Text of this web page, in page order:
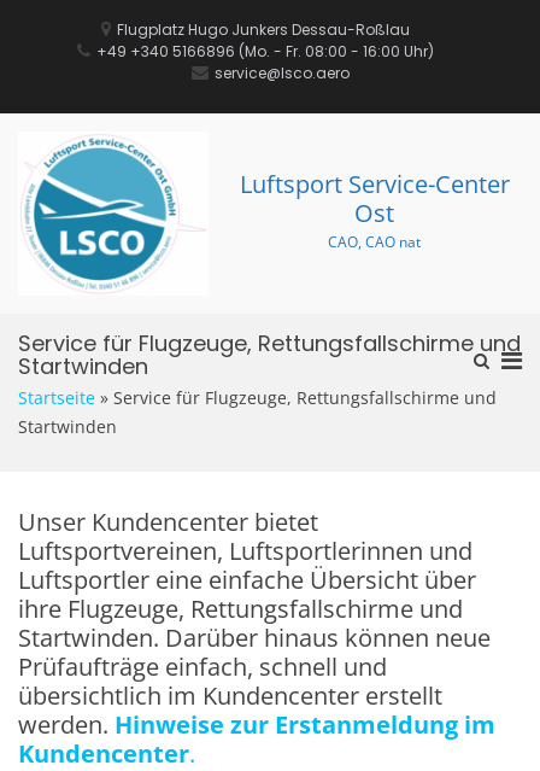
Flugplatz Hugo Junkers Dessau-Roßlau
+49 +340 5166896‬ (Mo. - Fr. 08:00 - 16:00 Uhr)
service@lsco.aero
Luftsport Service-Center
Ost
CAO, CAO nat
Such-
Service für Flugzeuge, Rettungsfallschirme und
Startwinden
Startseite » Service für Flugzeuge, Rettungsfallschirme und
Startwinden
Unser Kundencenter bietet
Luftsportvereinen, Luftsportlerinnen und
Luftsportler eine einfache Übersicht über
ihre Flugzeuge, Rettungsfallschirme und
Startwinden. Darüber hinaus können neue
Prüfaufträge einfach, schnell und
übersichtlich im Kundencenter erstellt
werden. Hinweise zur Erstanmeldung im
Kundencenter.